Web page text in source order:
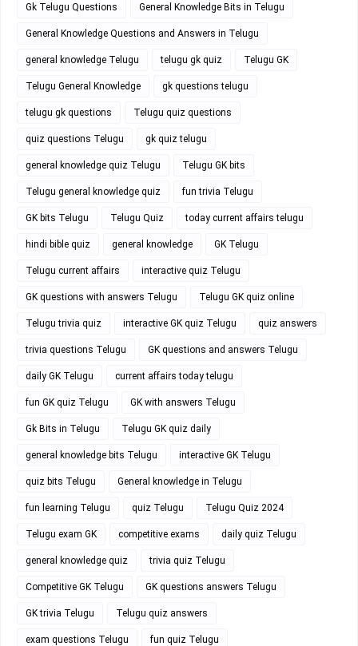
Gk Telugu Questions General Knowledge Bits in Telugu
General Knowledge Questions and Answers in Telugu
general knowledge Telugu telugu gk quiz Telugu GK
Telugu General Knowledge gk questions telugu
telugu gk questions Telugu quiz questions
quiz questions Telugu gk quiz telugu
general knowledge quiz Telugu Telugu GK bits
Telugu general knowledge quiz fun trivia Telugu
GK bits Telugu Telugu Quiz today current affairs telugu
hindi bible quiz general knowledge GK Telugu
Telugu current affairs interactive quiz Telugu
GK questions with answers Telugu Telugu GK quiz online
Telugu trivia quiz interactive GK quiz Telugu quiz answers
trivia questions Telugu GK questions and answers Telugu
daily GK Telugu current affairs today telugu
fun GK quiz Telugu GK with answers Telugu
Gk Bits in Telugu Telugu GK quiz daily
general knowledge bits Telugu interactive GK Telugu
quiz bits Telugu General knowledge in Telugu
fun learning Telugu quiz Telugu Telugu Quiz 2024
Telugu exam GK competitive exams daily quiz Telugu
general knowledge quiz trivia quiz Telugu
Competitive GK Telugu GK questions answers Telugu
GK trivia Telugu Telugu quiz answers
exam questions Telugu fun quiz Telugu